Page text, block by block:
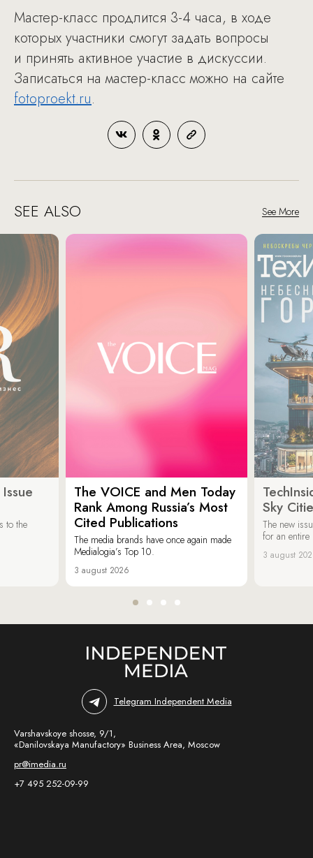
Мастер-класс продлится 3-4 часа, в ходе
которых участники смогут задать вопросы
и принять активное участие в дискуссии.
Записаться на мастер-класс можно на сайте
fotoproekt.ru.
SEE ALSO See More
to the
The VOICE and Men Today
Rank Among Russia’s Most
Cited Publications
The media brands have once again made
Medialogia’s Top 10.
3 august 2026
Sky
The new
for an entire
3 august
Telegram Independent Media
Varshavskoye shosse, 9/1,
«Danilovskaya Manufactory» Business Area, Moscow
pr@imedia.ru
+7 495 252-09-99